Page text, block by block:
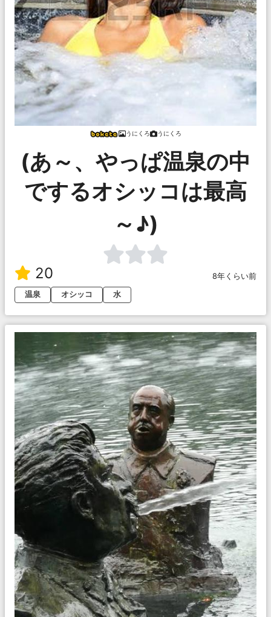
うにくろ うにくろ
(あ～、やっぱ温泉の中
でするオシッコは最高
～♪)
20
8年くらい前
温泉
オシッコ 水